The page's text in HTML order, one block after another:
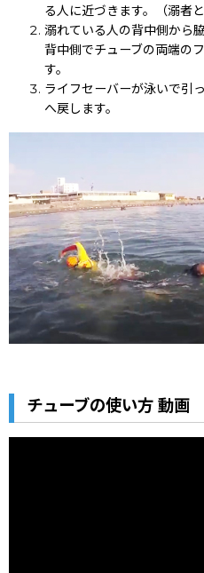
る人に近づきます。（溺者
溺れている人の背中側から
背中側でチューブの両端の
す。
ライフセーバーが泳いで引
へ戻します。
チューブの使い方 動画